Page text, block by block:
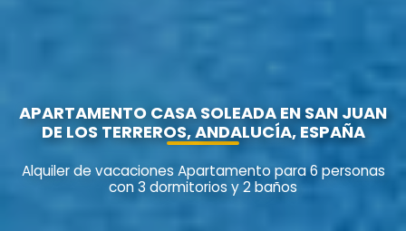
APARTAMENTO CASA SOLEADA EN SAN JUAN
DE LOS TERREROS, ANDALUCÍA, ESPAÑA
Alquiler de vacaciones Apartamento para 6 personas
con 3 dormitorios y 2 baños